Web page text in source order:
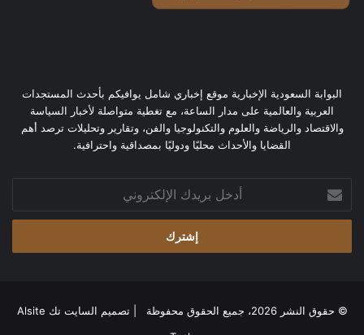
البوابة السعودية الإخبارية موقع إخباري شامل يوافيكم بأحدث المستجدات
العربية والعالمية على مدار الساعة، مع تغطية متواصلة لأخبار السياسة
والاقتصاد والرياضة والعلوم والتكنولوجيا والفن، وتقارير وتحليلات ترصد أهم
القضايا والأحداث محليًا ودوليًا بمصداقية واحترافية.
بريدك
الإلكتروني
© حقوق النشر 2026، جميع الحقوق محفوظة | تصميم
السايت تك Alsite